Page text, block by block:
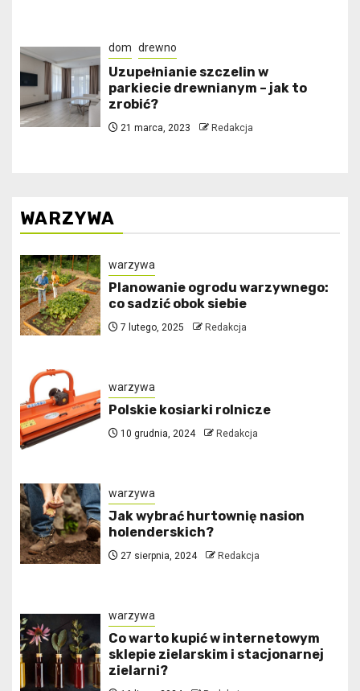
dom drewno
Uzupełnianie szczelin w
parkiecie drewnianym – jak to
zrobić?
21 marca, 2023 Redakcja
WARZYWA
warzywa
Planowanie ogrodu warzywnego:
co sadzić obok siebie
7 lutego, 2025 Redakcja
warzywa
Polskie kosiarki rolnicze
10 grudnia, 2024 Redakcja
warzywa
Jak wybrać hurtownię nasion
holenderskich?
27 sierpnia, 2024 Redakcja
warzywa
Co warto kupić w internetowym
sklepie zielarskim i stacjonarnej
zielarni?